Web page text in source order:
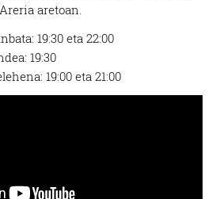
aretoan.
19:30 eta 22:00
19:30
19:00 eta 21:00